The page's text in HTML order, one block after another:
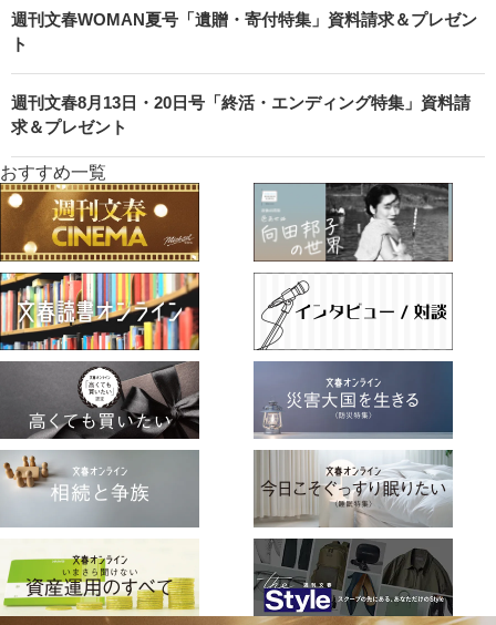
週刊文春WOMAN夏号「遺贈・寄付特集」資料請求＆プレゼン
ト
週刊文春8月13日・20日号「終活・エンディング特集」資料請
求＆プレゼント
おすすめ一覧